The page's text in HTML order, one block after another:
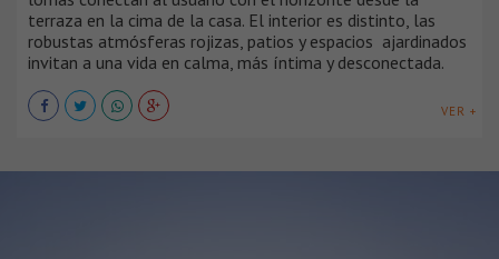
terraza en la cima de la casa. El interior es distinto, las
robustas atmósferas rojizas, patios y espacios ajardinados
invitan a una vida en calma, más íntima y desconectada.
VER +